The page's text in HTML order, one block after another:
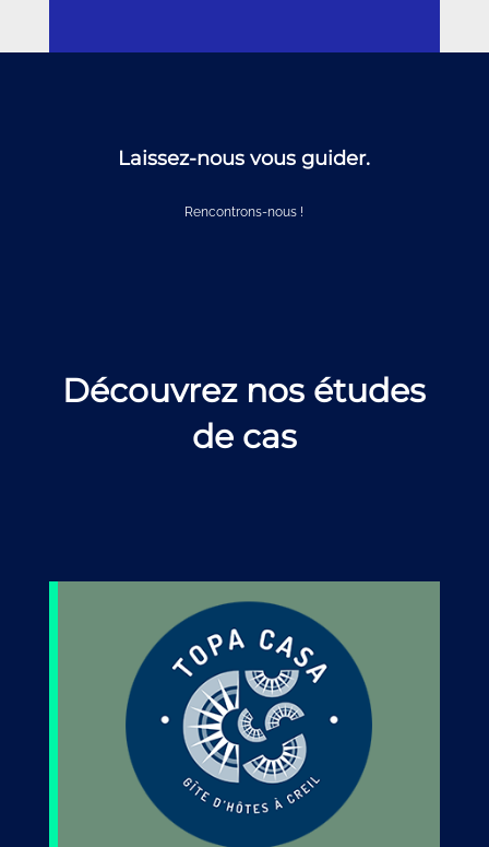
Laissez-nous vous guider.
Rencontrons-nous !
Découvrez nos études
de cas